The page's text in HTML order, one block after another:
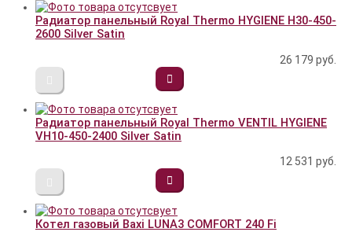
Радиатор панельный Royal Thermo HYGIENE H30-450-
2600 Silver Satin
26 179 руб.
Радиатор панельный Royal Thermo VENTIL HYGIENE
VH10-450-2400 Silver Satin
12 531 руб.
Котел газовый Baxi LUNA3 COMFORT 240 Fi